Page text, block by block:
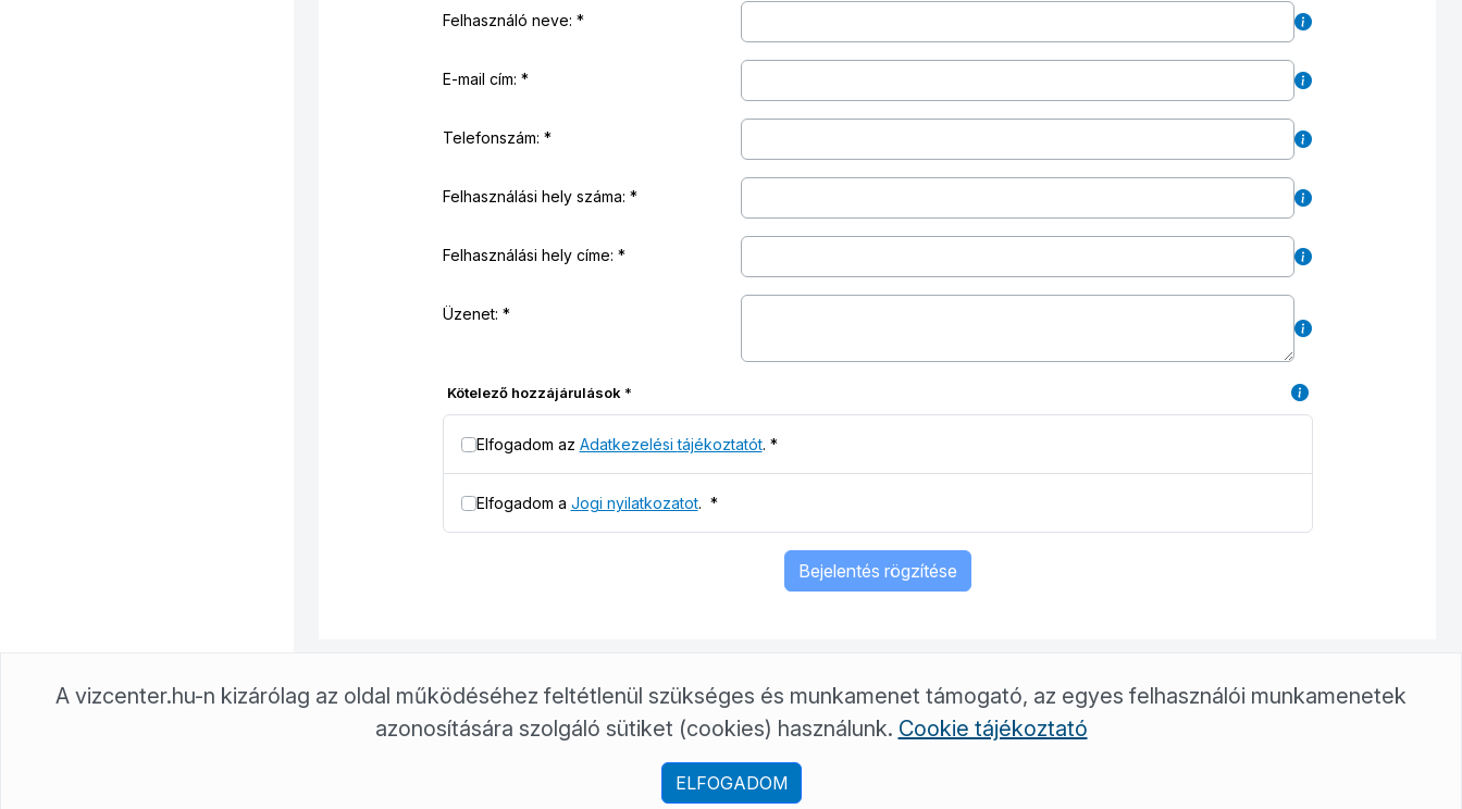
Felhasználó neve:
E-mail cím:
Telefonszám:
Felhasználási hely száma:
Felhasználási hely címe:
Üzenet:
Kötelező hozzájárulások *
Elfogadom az Adatkezelési tájékoztatót. *
Elfogadom a Jogi nyilatkozatot. *
Bejelentés rögzítése
3501 Miskolc, Pf: 26 +36/46/343-011 ugyfelszolgalat@borsodviz.hu
A vizcenter.hu-n kizárólag az oldal működéséhez feltétlenül szükséges és munkamenet támogató, az egyes felhasználói munkamenetek
azonosítására szolgáló sütiket (cookies) használunk. Cookie tájékoztató
ELFOGADOM